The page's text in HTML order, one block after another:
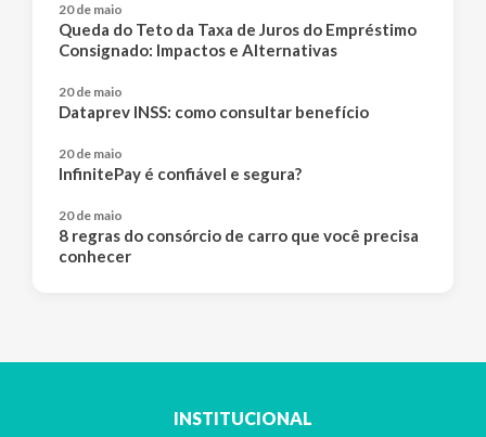
20 de maio
Queda do Teto da Taxa de Juros do Empréstimo
Consignado: Impactos e Alternativas
20 de maio
Dataprev INSS: como consultar benefício
20 de maio
InfinitePay é confiável e segura?
20 de maio
8 regras do consórcio de carro que você precisa
conhecer
INSTITUCIONAL